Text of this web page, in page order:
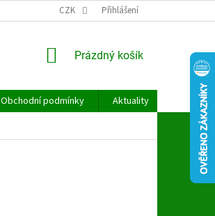
CZK Přihlášení
NÁKUPNÍ
Prázdný košík
Obchodní podmínky Aktuality
Kontakt